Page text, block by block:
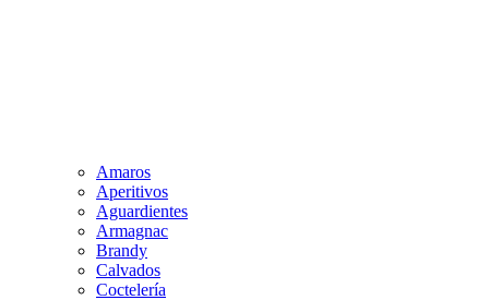
Amaros
Aperitivos
Aguardientes
Armagnac
Brandy
Calvados
Coctelería